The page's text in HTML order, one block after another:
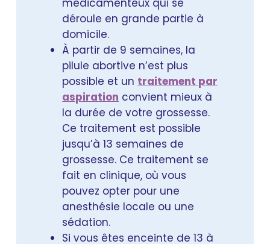
déroule en grande partie à
domicile.
À partir de 9 semaines, la
pilule abortive n’est plus
possible et un traitement par
aspiration convient mieux à
la durée de votre grossesse.
Ce traitement est possible
jusqu’à 13 semaines de
grossesse. Ce traitement se
fait en clinique, où vous
pouvez opter pour une
anesthésie locale ou une
sédation.
Si vous êtes enceinte de 13 à